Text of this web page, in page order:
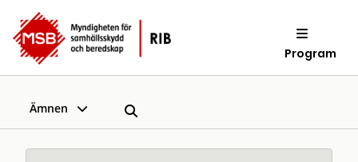
Program
Ämnen